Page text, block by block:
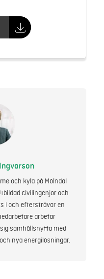
och kyla på Mölndal
civilingenjör och
i och eftersträvar en
arbetar
samhällsnytta med
nya energilösningar.